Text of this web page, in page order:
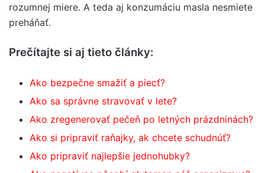
rozumnej miere. A teda aj konzumáciu masla nesmiete
preháňať.
Prečítajte si aj tieto články:
Ako bezpečne smažiť a piecť?
Ako sa správne stravovať v lete?
Ako zregenerovať pečeň po letných prázdninách?
Ako si pripraviť raňajky, ak chcete schudnúť?
Ako pripraviť najlepšie jednohubky?